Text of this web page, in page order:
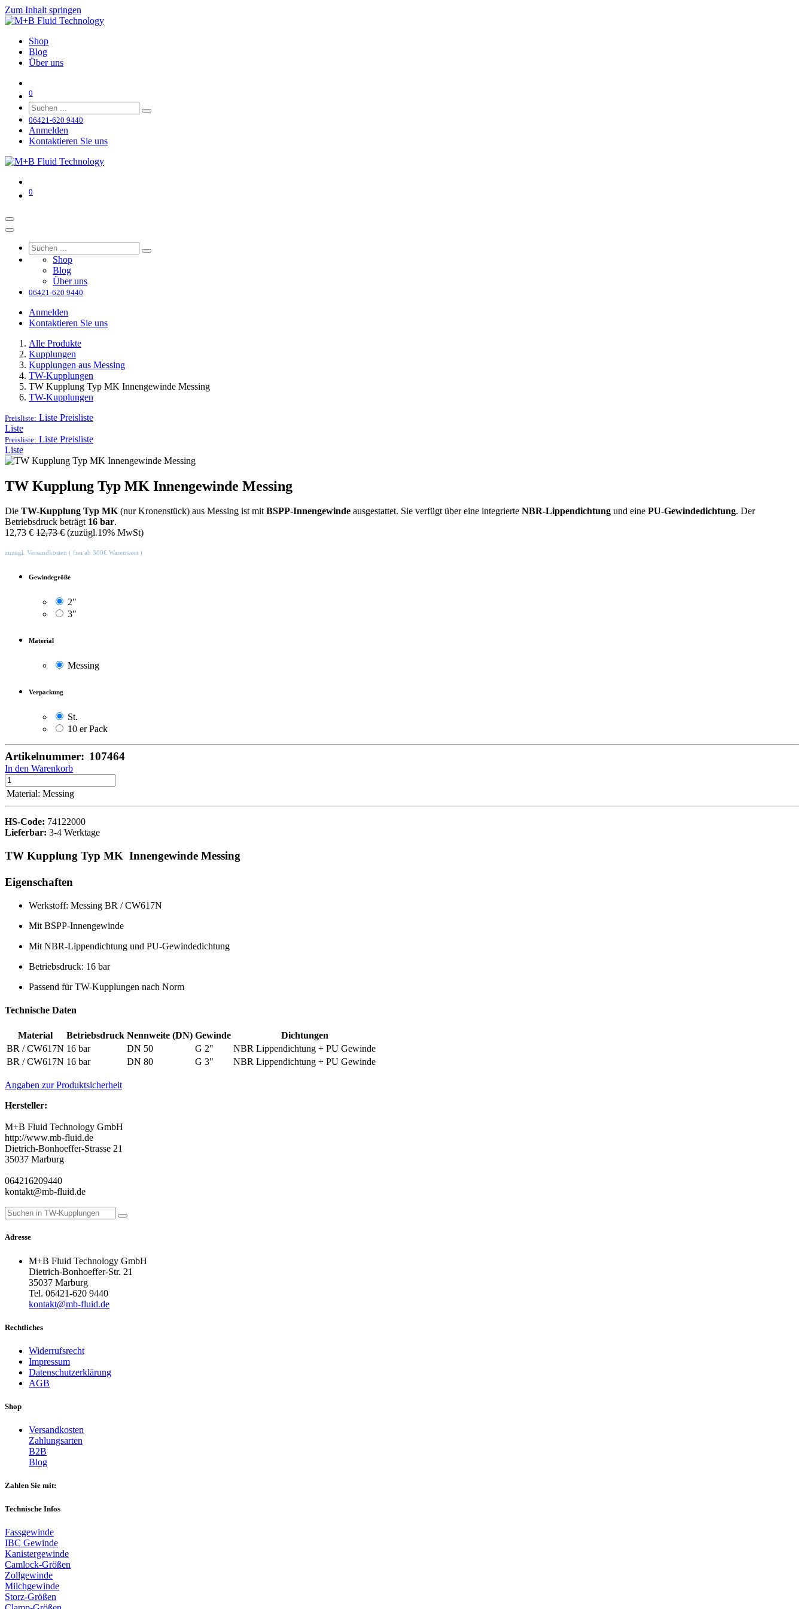
Zum Inhalt springen
Shop
Blog
Über uns
0
06421-620 9440
Anmelden
Kontaktieren Sie uns
0
Shop
Blog
Über uns
06421-620 9440
Anmelden
Kontaktieren Sie uns
Alle Produkte
Kupplungen
Kupplungen aus Messing
TW-Kupplungen
TW Kupplung Typ MK Innengewinde Messing
TW-Kupplungen
Preisliste: Liste Preisliste
Liste
Preisliste: Liste Preisliste
Liste
TW Kupplung Typ MK Innengewinde Messing
Die TW-Kupplung Typ MK(nur Kronenstück) aus Messing ist mitBSPP-Innengewinde ausgestattet. Sie verfügt über eine integrierte NBR-Lippendichtung und eine PU-Gewindedichtung. Der
Betriebsdruck beträgt 16 bar.
12,73 € 12,73€ (zuzügl.19% MwSt)
zuzügl. Versandkosten ( frei ab 300€ Warenwert )
Gewindegröße
2"
3"
Material
Messing
Verpackung
St.
10 er Pack
Artikelnummer: 107464
In den Warenkorb
Material: Messing
HS-Code: 74122000
Lieferbar: 3-4 Werktage
TW Kupplung Typ MK Innengewinde Messing
Eigenschaften
Werkstoff: Messing BR / CW617N
Mit BSPP-Innengewinde
Mit NBR-Lippendichtung und PU-Gewindedichtung
Betriebsdruck: 16 bar
Passend für TW-Kupplungen nach Norm
Technische Daten
Material Betriebsdruck Nennweite (DN) Gewinde
Dichtungen
BR / CW617N 16 bar DN 50 G 2"
NBR Lippendichtung + PU Gewinde
BR / CW617N 16 bar DN 80 G 3" NBR Lippendichtung + PU Gewinde
Angaben zur Produktsicherheit
Hersteller:
M+B Fluid Technology GmbH
http://www.mb-fluid.de
Dietrich-Bonhoeffer-Strasse 21
35037 Marburg
064216209440
kontakt@mb-fluid.de
Adresse
M+B Fluid Technology GmbH
Dietrich-Bonhoeffer-Str. 21
35037 Marburg
Tel. 06421-620 9440
kontakt@mb-fluid.de
Rechtliches
Widerrufsrecht
Impressum
Datenschutzerklärung
AGB
Shop
Versandkosten
Zahlungsarten
B2B
Blog
Zahlen Sie mit:
Technische Infos
Fassgewinde
IBC Gewinde
Kanistergewinde
Camlock-Größen
Zollgewinde
Milchgewinde
Storz-Größen